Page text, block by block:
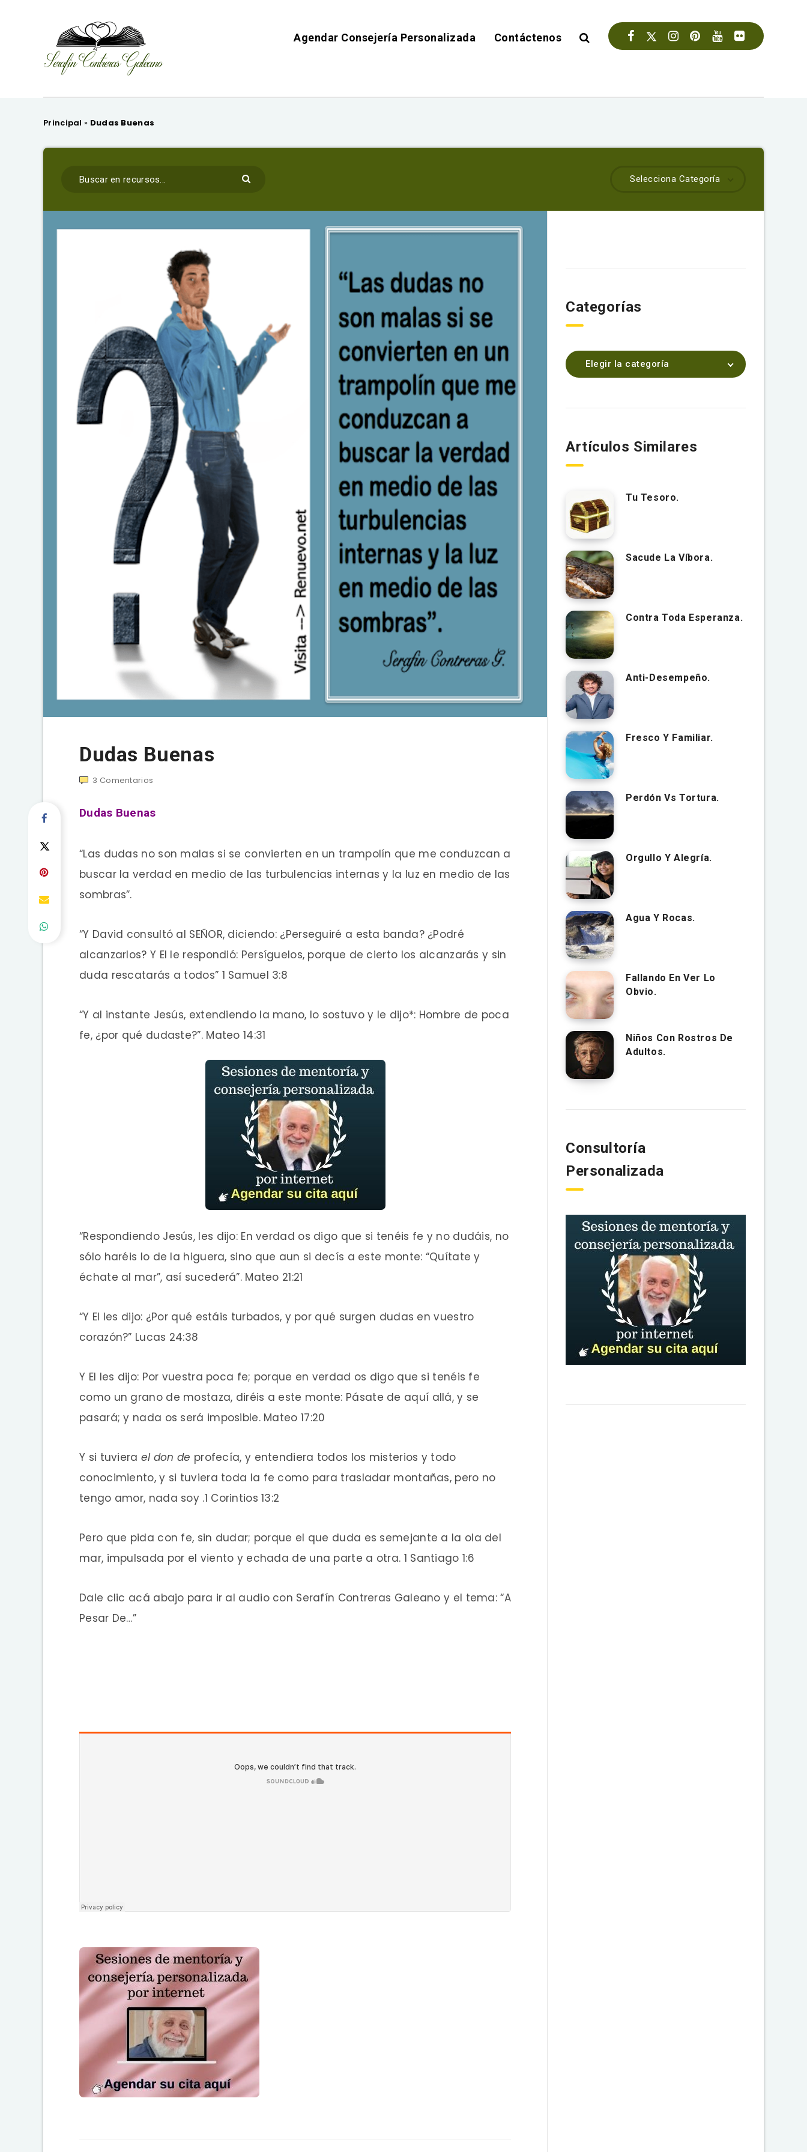
Agendar Consejería Personalizada Contáctenos
Principal » Dudas Buenas
Selecciona Categoría
Dudas Buenas
3 Comentarios
Dudas Buenas
“Las dudas no son malas si se convierten en un trampolín que me conduzcan a
buscar la verdad en medio de las turbulencias internas y la luz en medio de las
sombras”.
“Y David consultó al SEÑOR, diciendo: ¿Perseguiré a esta banda? ¿Podré
alcanzarlos? Y El le respondió: Persíguelos, porque de cierto los alcanzarás y sin
duda rescatarás a todos” 1 Samuel 3:8
“Y al instante Jesús, extendiendo la mano, lo sostuvo y le dijo*: Hombre de poca
fe, ¿por qué dudaste?”. Mateo 14:31
“Respondiendo Jesús, les dijo: En verdad os digo que si tenéis fe y no dudáis, no
sólo haréis lo de la higuera, sino que aun si decís a este monte: “Quítate y
échate al mar”, así sucederá”. Mateo 21:21
“Y El les dijo: ¿Por qué estáis turbados, y por qué surgen dudas en vuestro
corazón?” Lucas 24:38
Y El les dijo: Por vuestra poca fe; porque en verdad os digo que si tenéis fe
como un grano de mostaza, diréis a este monte: Pásate de aquí allá, y se
pasará; y nada os será imposible. Mateo 17:20
Y si tuviera el don de profecía, y entendiera todos los misterios y todo
conocimiento, y si tuviera toda la fe como para trasladar montañas, pero no
tengo amor, nada soy .1 Corintios 13:2
Pero que pida con fe, sin dudar; porque el que duda es semejante a la ola del
mar, impulsada por el viento y echada de una parte a otra. 1 Santiago 1:6
Dale clic acá abajo para ir al audio con Serafín Contreras Galeano y el tema: “A
Pesar De…”
Categorías
Elegir la categoría
Artículos Similares
Tu Tesoro.
Sacude La Víbora.
Contra Toda Esperanza.
Anti-Desempeño.
Fresco Y Familiar.
Perdón Vs Tortura.
Orgullo Y Alegría.
Agua Y Rocas.
Fallando En Ver Lo
Obvio.
Niños Con Rostros De
Adultos.
Consultoría
Personalizada